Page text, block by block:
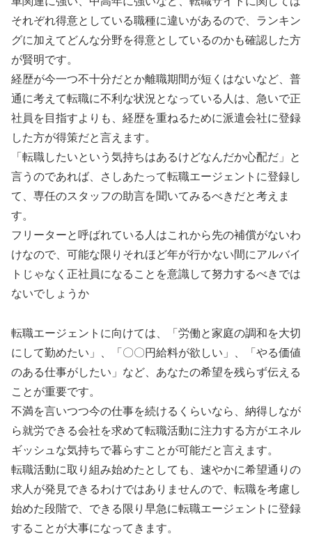
それぞれ得意としている職種に違いがあるので、ランキン
グに加えてどんな分野を得意としているのかも確認した方
が賢明です。
経歴が今一つ不十分だとか離職期間が短くはないなど、普
通に考えて転職に不利な状況となっている人は、急いで正
社員を目指すよりも、経歴を重ねるために派遣会社に登録
した方が得策だと言えます。
「転職したいという気持ちはあるけどなんだか心配だ」と
言うのであれば、さしあたって転職エージェントに登録し
て、専任のスタッフの助言を聞いてみるべきだと考えま
す。
フリーターと呼ばれている人はこれから先の補償がないわ
けなので、可能な限りそれほど年が行かない間にアルバイ
トじゃなく正社員になることを意識して努力するべきでは
ないでしょうか
転職エージェントに向けては、「労働と家庭の調和を大切
にして勤めたい」、「〇〇円給料が欲しい」、「やる価値
のある仕事がしたい」など、あなたの希望を残らず伝える
ことが重要です。
不満を言いつつ今の仕事を続けるくらいなら、納得しなが
ら就労できる会社を求めて転職活動に注力する方がエネル
ギッシュな気持ちで暮らすことが可能だと言えます。
転職活動に取り組み始めたとしても、速やかに希望通りの
求人が発見できるわけではありませんので、転職を考慮し
始めた段階で、できる限り早急に転職エージェントに登録
することが大事になってきます。